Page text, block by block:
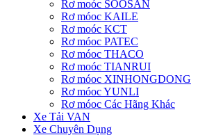
Rơ moóc SOOSAN
Rơ móoc KAILE
Rơ moóc KCT
Rơ móoc PATEC
Rơ móoc THACO
Rơ moóc TIANRUI
Rơ móoc XINHONGDONG
Rơ móoc YUNLI
Rơ móoc Các Hãng Khác
Xe Tải VAN
Xe Chuyên Dụng